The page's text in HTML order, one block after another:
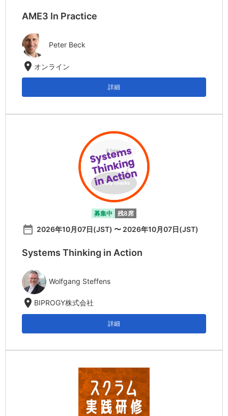
AME3 In Practice
Peter Beck
location_on オンライン
詳細
募集中 残8席
date_range 2026年10月07日(JST) 〜 2026年10月07日(JST)
Systems Thinking in Action
Wolfgang Steffens
location_on BIPROGY株式会社
詳細